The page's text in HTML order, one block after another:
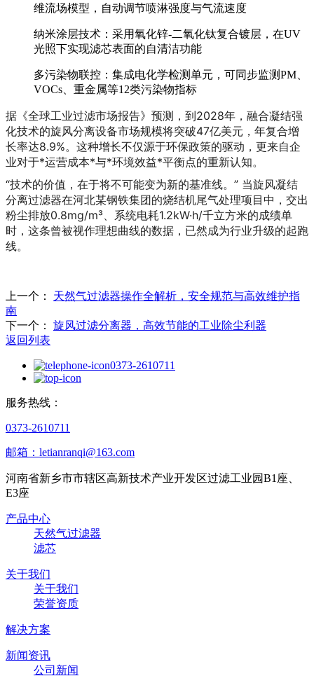
维流场模型，自动调节喷淋强度与气流速度
纳米涂层技术 ：采用氧化锌-二氧化钛复合镀层，在UV
光照下实现滤芯表面的自清洁功能
多污染物联控 ：集成电化学检测单元，可同步监测PM、
VOCs、重金属等12类污染物指标
据《全球工业过滤市场报告》预测，到2028年，融合凝结强
化技术的旋风分离设备市场规模将突破47亿美元，年复合增
长率达8.9%。这种增长不仅源于环保政策的驱动，更来自企
业对于*运营成本*与*环境效益*平衡点的重新认知。
“技术的价值，在于将不可能变为新的基准线。” 当旋风凝结
分离过滤器在河北某钢铁集团的烧结机尾气处理项目中，交出
粉尘排放0.8mg/m³、系统电耗1.2kW·h/千立方米的成绩单
时，这条曾被视作理想曲线的数据，已然成为行业升级的起跑
线。
上一个：
天然气过滤器操作全解析，安全规范与高效维护指
南
下一个：
旋风过滤分离器，高效节能的工业除尘利器
返回列表
0373-2610711
服务热线：
0373-2610711
邮箱：letianranqi@163.com
河南省新乡市市辖区高新技术产业开发区过滤工业园B1座、
E3座
产品中心
天然气过滤器
滤芯
关于我们
关于我们
荣誉资质
解决方案
新闻资讯
公司新闻